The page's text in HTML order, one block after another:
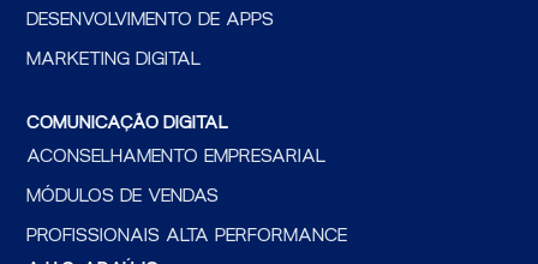
DESENVOLVIMENTO DE APPS
MARKETING DIGITAL
COMUNICAÇÃO DIGITAL
ACONSELHAMENTO EMPRESARIAL
MÓDULOS DE VENDAS
PROFISSIONAIS ALTA PERFORMANCE